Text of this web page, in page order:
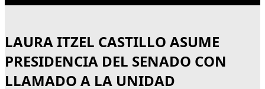
LAURA ITZEL CASTILLO ASUME
PRESIDENCIA DEL SENADO CON
LLAMADO A LA UNIDAD